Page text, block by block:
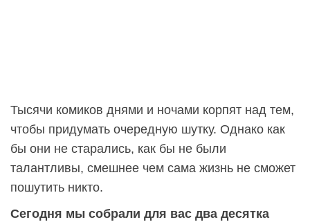
Тысячи комиков днями и ночами корпят над тем,
чтобы придумать очередную шутку. Однако как
бы они не старались, как бы не были
талантливы, смешнее чем сама жизнь не сможет
пошутить никто.
Сегодня мы собрали для вас два десятка